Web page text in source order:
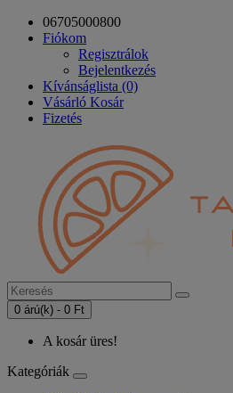
06705000800
Fiókom
Regisztrálok
Bejelentkezés
Kívánságlista (0)
Vásárló Kosár
Fizetés
0 árú(k) - 0 Ft
A kosár üres!
Kategóriák